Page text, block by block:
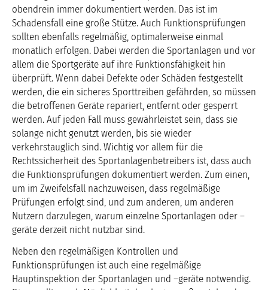
obendrein immer dokumentiert werden. Das ist im
Schadensfall eine große Stütze. Auch Funktionsprüfungen
sollten ebenfalls regelmäßig, optimalerweise einmal
monatlich erfolgen. Dabei werden die Sportanlagen und vor
allem die Sportgeräte auf ihre Funktionsfähigkeit hin
überprüft. Wenn dabei Defekte oder Schäden festgestellt
werden, die ein sicheres Sporttreiben gefährden, so müssen
die betroffenen Geräte repariert, entfernt oder gesperrt
werden. Auf jeden Fall muss gewährleistet sein, dass sie
solange nicht genutzt werden, bis sie wieder
verkehrstauglich sind. Wichtig vor allem für die
Rechtssicherheit des Sportanlagenbetreibers ist, dass auch
die Funktionsprüfungen dokumentiert werden. Zum einen,
um im Zweifelsfall nachzuweisen, dass regelmäßige
Prüfungen erfolgt sind, und zum anderen, um anderen
Nutzern darzulegen, warum einzelne Sportanlagen oder –
geräte derzeit nicht nutzbar sind.
Neben den regelmäßigen Kontrollen und
Funktionsprüfungen ist auch eine regelmäßige
Hauptinspektion der Sportanlagen und –geräte notwendig.